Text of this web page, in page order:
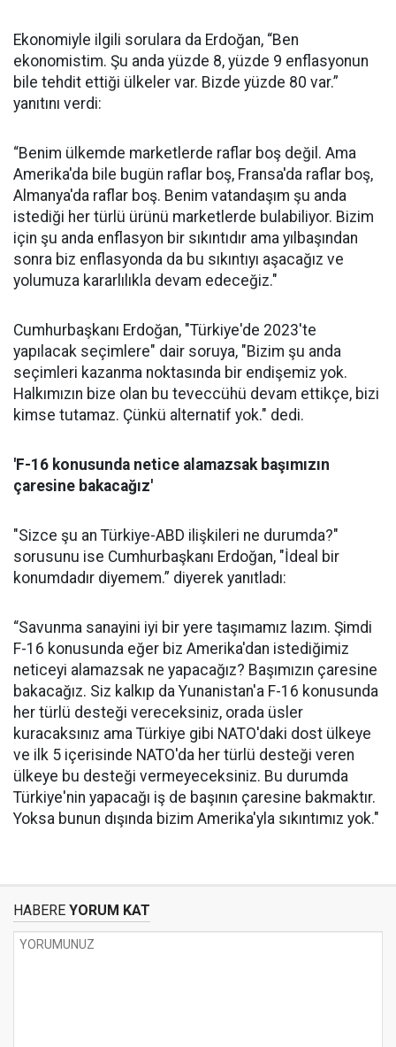
Ekonomiyle ilgili sorulara da Erdoğan, “Ben
ekonomistim. Şu anda yüzde 8, yüzde 9 enflasyonun
bile tehdit ettiği ülkeler var. Bizde yüzde 80 var.”
yanıtını verdi:
“Benim ülkemde marketlerde raflar boş değil. Ama
Amerika'da bile bugün raflar boş, Fransa'da raflar boş,
Almanya'da raflar boş. Benim vatandaşım şu anda
istediği her türlü ürünü marketlerde bulabiliyor. Bizim
için şu anda enflasyon bir sıkıntıdır ama yılbaşından
sonra biz enflasyonda da bu sıkıntıyı aşacağız ve
yolumuza kararlılıkla devam edeceğiz."
Cumhurbaşkanı Erdoğan, "Türkiye'de 2023'te
yapılacak seçimlere" dair soruya, "Bizim şu anda
seçimleri kazanma noktasında bir endişemiz yok.
Halkımızın bize olan bu teveccühü devam ettikçe, bizi
kimse tutamaz. Çünkü alternatif yok." dedi.
' F-16 konusunda netice alamazsak başımızın
çaresine bakacağız'
"Sizce şu an Türkiye-ABD ilişkileri ne durumda?"
sorusunu ise Cumhurbaşkanı Erdoğan, "İdeal bir
konumdadır diyemem.” diyerek yanıtladı:
“Savunma sanayini iyi bir yere taşımamız lazım. Şimdi
F-16 konusunda eğer biz Amerika'dan istediğimiz
neticeyi alamazsak ne yapacağız? Başımızın çaresine
bakacağız. Siz kalkıp da Yunanistan'a F-16 konusunda
her türlü desteği vereceksiniz, orada üsler
kuracaksınız ama Türkiye gibi NATO'daki dost ülkeye
ve ilk 5 içerisinde NATO'da her türlü desteği veren
ülkeye bu desteği vermeyeceksiniz. Bu durumda
Türkiye'nin yapacağı iş de başının çaresine bakmaktır.
Yoksa bunun dışında bizim Amerika'yla sıkıntımız yok."
HABERE YORUM KAT